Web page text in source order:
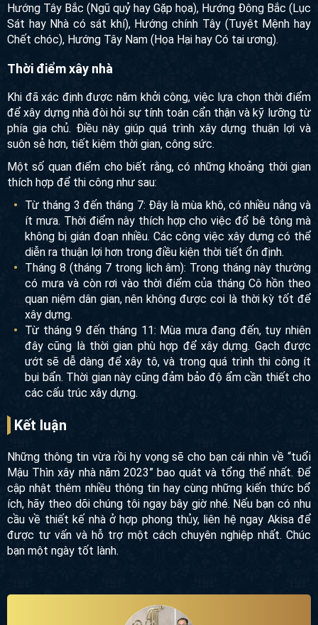
Hướng Tây Bắc (Ngũ quỷ hay Gặp họa), Hướng Đông Bắc (Lục
Sát hay Nhà có sát khí), Hướng chính Tây (Tuyệt Mệnh hay
Chết chóc), Hướng Tây Nam (Họa Hại hay Có tai ương).
Thời điểm xây nhà
Khi đã xác định được năm khởi công, việc lựa chọn thời điểm
để xây dựng nhà đòi hỏi sự tính toán cẩn thận và kỹ lưỡng từ
phía gia chủ. Điều này giúp quá trình xây dựng thuận lợi và
suôn sẻ hơn, tiết kiệm thời gian, công sức.
Một số quan điểm cho biết rằng, có những khoảng thời gian
thích hợp để thi công như sau:
Từ tháng 3 đến tháng 7: Đây là mùa khô, có nhiều nắng và
ít mưa. Thời điểm này thích hợp cho việc đổ bê tông mà
không bị gián đoạn nhiều. Các công việc xây dựng có thể
diễn ra thuận lợi hơn trong điều kiện thời tiết ổn định.
Tháng 8 (tháng 7 trong lịch âm): Trong tháng này thường
có mưa và còn rơi vào thời điểm của tháng Cô hồn theo
quan niệm dân gian, nên không được coi là thời kỳ tốt để
xây dựng.
Từ tháng 9 đến tháng 11: Mùa mưa đang đến, tuy nhiên
đây cũng là thời gian phù hợp để xây dựng. Gạch được
ướt sẽ dễ dàng để xây tô, và trong quá trình thi công ít
bụi bẩn. Thời gian này cũng đảm bảo độ ẩm cần thiết cho
các cấu trúc xây dựng.
Kết luận
Những thông tin vừa rồi hy vọng sẽ cho bạn cái nhìn về “tuổi
Mậu Thìn xây nhà năm 2023” bao quát và tổng thể nhất. Để
cập nhật thêm nhiều thông tin hay cùng những kiến thức bổ
ích, hãy theo dõi chúng tôi ngay bây giờ nhé. Nếu bạn có nhu
cầu về thiết kế nhà ở hợp phong thủy, liên hệ ngay Akisa để
được tư vấn và hỗ trợ một cách chuyên nghiệp nhất. Chúc
bạn một ngày tốt lành.